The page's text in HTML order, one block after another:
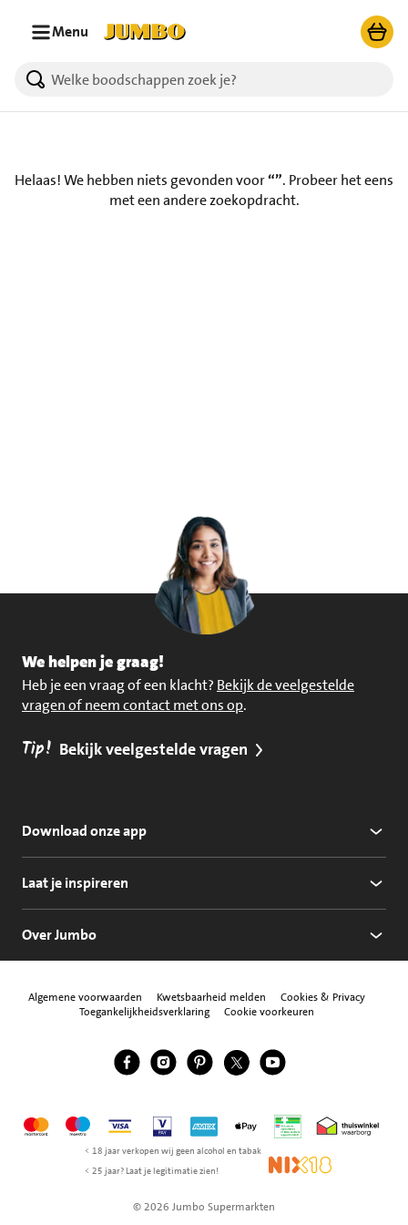
Menu
Helaas! We hebben niets gevonden voor“”. Probeer het eens
met een andere zoekopdracht.
We helpen je graag!
Heb je een vraag of een klacht? Bekijk de veelgestelde
vragen of neem contact met ons op.
Tip! Bekijk veelgestelde vragen
Download onze app
Laat je inspireren
Over Jumbo
Algemene voorwaarden Kwetsbaarheid melden
Cookies & Privacy
Toegankelijkheidsverklaring
Cookie voorkeuren
Volg ons
Jumbo Facebook
Jumbo Instagram
Jumbo Pinterest
Jumbo Twitter
Jumbo YouTube
MastercardMaestroVisa Vpay American Express
Apple Pay Thuiswinkel
< 18 jaar verkopen wij geen alcohol en tabak
< 25 jaar? Laat je legitimatie zien!
NIX18
© 2026 Jumbo Supermarkten